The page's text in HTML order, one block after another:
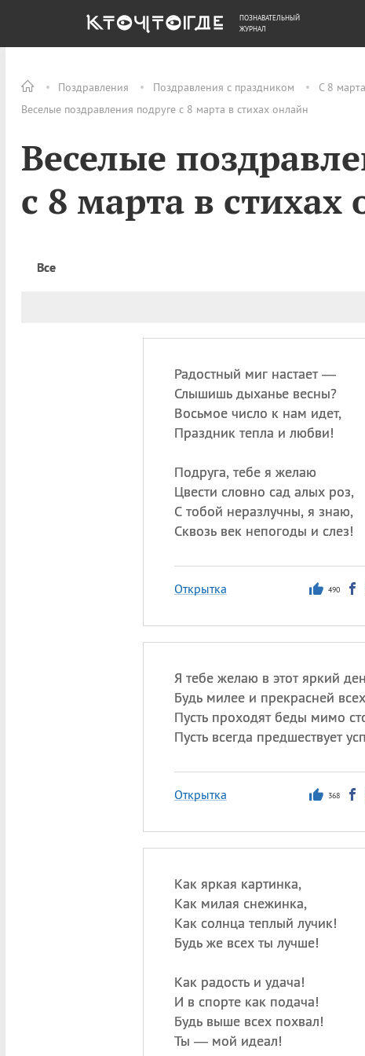
Поздравления Поздравления с праздником С 8 марта
Веселые поздравления подруге с 8 марта в стихах онлайн
Веселые
с 8 марта в стихах
Все
Радостный миг настает —
Слышишь дыханье весны?
Восьмое число к нам идет,
Праздник тепла и любви!
Подруга, тебе я желаю
Цвести словно сад алых роз,
С тобой неразлучны, я знаю,
Сквозь век непогоды и слез!
Открытка 490
Я тебе желаю в этот яркий
Будь милее и прекрасней
Пусть проходят беды мимо
Пусть всегда предшествует
Открытка 368
Как яркая картинка,
Как милая снежинка,
Как солнца теплый лучик!
Будь же всех ты лучше!
Как радость и удача!
И в спорте как подача!
Будь выше всех похвал!
Ты — мой идеал!
ОБЩЕСТВО ДЕНЬГИ
ПОЗНАВАТЕЛЬНЫЙ
ЖУРНАЛ